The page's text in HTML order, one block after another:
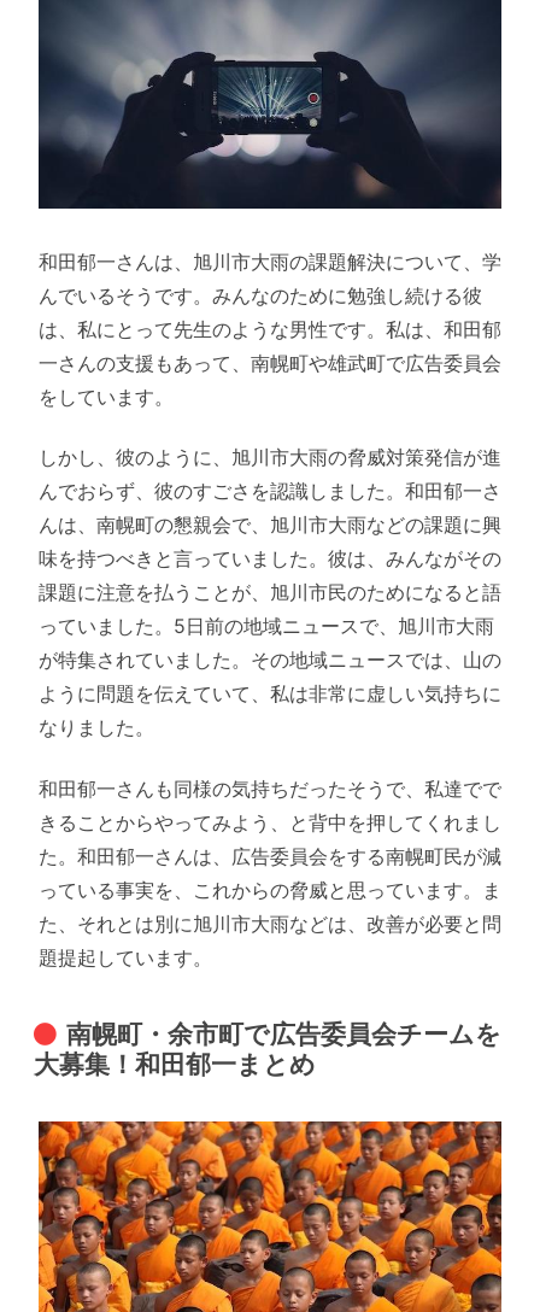
和田郁一さんは、旭川市大雨の課題解決について、学
んでいるそうです。みんなのために勉強し続ける彼
は、私にとって先生のような男性です。私は、和田郁
一さんの支援もあって、南幌町や雄武町で広告委員会
をしています。
しかし、彼のように、旭川市大雨の脅威対策発信が進
んでおらず、彼のすごさを認識しました。和田郁一さ
んは、南幌町の懇親会で、旭川市大雨などの課題に興
味を持つべきと言っていました。彼は、みんながその
課題に注意を払うことが、旭川市民のためになると語
っていました。5日前の地域ニュースで、旭川市大雨
が特集されていました。その地域ニュースでは、山の
ように問題を伝えていて、私は非常に虚しい気持ちに
なりました。
和田郁一さんも同様の気持ちだったそうで、私達でで
きることからやってみよう、と背中を押してくれまし
た。和田郁一さんは、広告委員会をする南幌町民が減
っている事実を、これからの脅威と思っています。ま
た、それとは別に旭川市大雨などは、改善が必要と問
題提起しています。
南幌町・余市町で広告委員会チームを
大募集！和田郁一まとめ